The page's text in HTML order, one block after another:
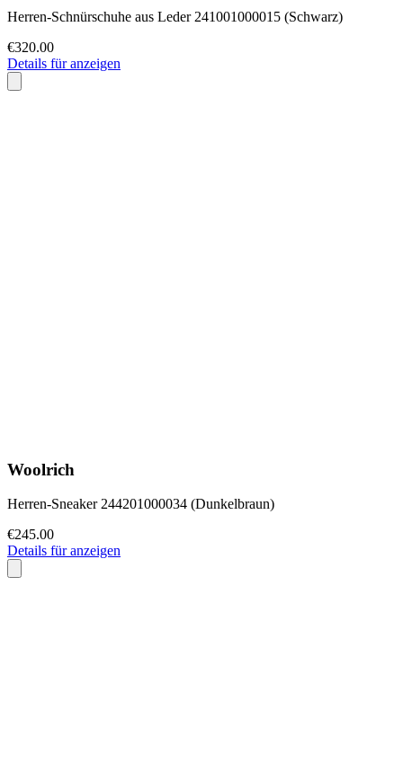
Herren-Schnürschuhe aus Leder 241001000015 (Schwarz)
€320.00
Details für anzeigen
Woolrich
Herren-Sneaker 244201000034 (Dunkelbraun)
€245.00
Details für anzeigen